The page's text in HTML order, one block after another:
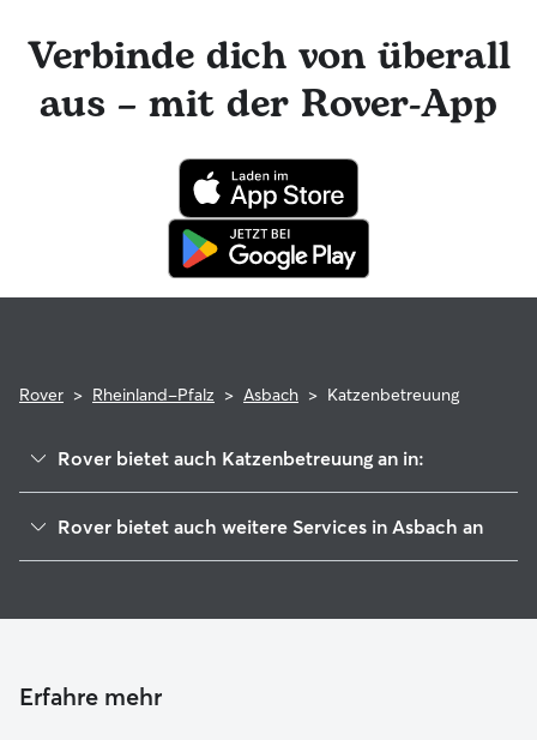
engagierte Rover-Team ist für dich da und dein Katzensitter
hat die Möglichkeit, professionelle tierärztliche Beratung in
Anspruch zu nehmen. Im seltenen Fall eines Problems
während der Buchung kannst du beruhigt sein, denn deine
tierärztliche Behandlungen erstattet.
Verbinde dich von überall
aus – mit der Rover-App
Rover > Rheinland-Pfalz > Asbach > Katzenbetreuung
Rover bietet auch Katzenbetreuung an in:
Unkel
Remagen
Rover bietet auch weitere Services in Asbach an
Hundekindergarten in Asbach
Erfahre mehr